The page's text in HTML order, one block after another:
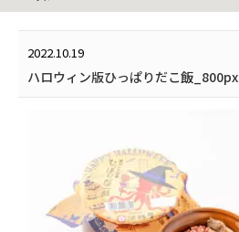
2022.10.19
ハロウィン版ひっぱりだこ飯_800px